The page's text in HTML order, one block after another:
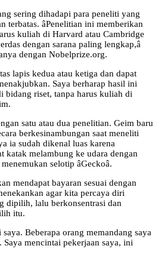
sering dihadapi para peneliti yang
terbatas. âPenelitian ini memberikan
kuliah di Harvard atau Cambridge
dengan sarana paling lengkap,â
dengan Nobelprize.org.
lapis kedua atau ketiga dan dapat
Saya berharap hasil ini
bidang riset, tanpa harus kuliah di
satu atau dua penelitian. Geim baru
berkesinambungan saat meneliti
ia sudah dikenal luas karena
katak melambung ke udara dengan
selotip âGeckoâ.
mendapat bayaran sesuai dengan
agar kita percaya diri
dipilih, lalu berkonsentrasi dan
itu.
Beberapa orang memandang saya
mencintai pekerjaan saya, ini